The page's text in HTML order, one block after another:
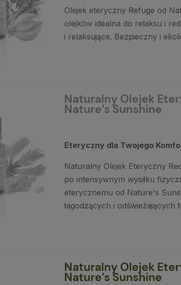
Olejek eteryczny Refuge od
olejków idealna do relaksu i
i relaksujące. Bezpieczny i
Naturalny Olejek
Nature’s Sunshine
Eteryczny dla Twojego
Naturalny Olejek Eteryczny
po intensywnym wysiłku
eterycznemu od Nature's
łagodzących i
Naturalny Olejek
Nature’s Sunshine